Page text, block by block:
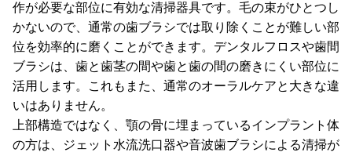
作が必要な部位に有効な清掃器具です。毛の束がひとつし
かないので、通常の歯ブラシでは取り除くことが難しい部
位を効率的に磨くことができます。デンタルフロスや歯間
ブラシは、歯と歯茎の間や歯と歯の間の磨きにくい部位に
活用します。これもまた、通常のオーラルケアと大きな違
いはありません。
上部構造ではなく、顎の骨に埋まっているインプラント体
の方は、ジェット水流洗口器や音波歯ブラシによる清掃が